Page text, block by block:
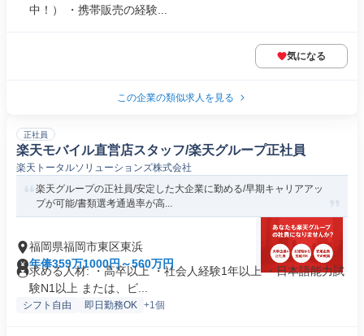
中！） ・携帯販売の経験...
気になる
この企業の類似求人を見る
正社員
楽天モバイル直営店スタッフ/楽天グループ正社員
楽天トータルソリューションズ株式会社
楽天グループの正社員/安定した大企業に勤める/早期キャリアアッ
プが可能/書類選考通過率が高...
福岡県福岡市東区東浜
年俸359万1000円～560万円
求める人材: ・高卒以上 ・社会人経験1年以上 ・日本語能力試
験N1以上 または、ビ...
シフト自由 即日勤務OK +1個